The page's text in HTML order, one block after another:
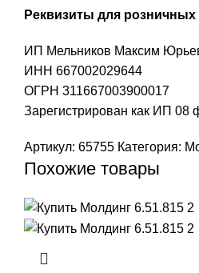
Реквизиты для розничных
ИП Мельников Максим
ИНН 667002029644
ОГРН 311667003900017
Зарегистрирован как ИП 08
Артикул: 65755 Категория:
Похожие товары